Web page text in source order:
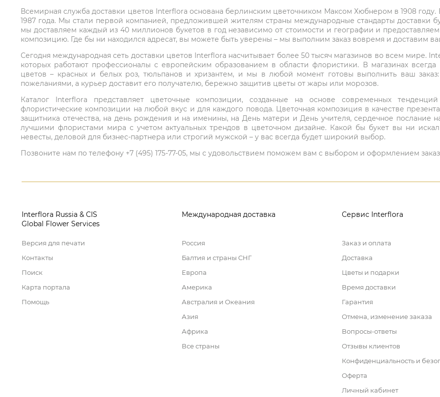
Всемирная служба доставки цветов Interflora основана берлинским цветочником Максом Хюбнером в 1908
1987 года. Мы стали первой компанией, предложившей жителям страны международные стандарты доставки
мы доставляем каждый из 40 миллионов букетов в год независимо от стоимости и географии и
композицию. Где бы ни находился адресат, вы можете быть уверены – мы выполним заказ вовремя и доставим
Сегодня международная сеть доставки цветов Interflora насчитывает более 50 тысяч магазинов во всем мире.
которых работают профессионалы с европейским образованием в области флористики. В магазинах
цветов – красных и белых роз, тюльпанов и хризантем, и мы в любой момент готовы выполнить ваш
пожеланиями, а курьер доставит его получателю, бережно защитив цветы от жары или морозов.
Каталог Interflora представляет цветочные композиции, созданные на основе современных
флористические композиции на любой вкус и для каждого повода. Цветочная композиция в качестве
защитника отечества, на день рождения и на именины, на День матери и День учителя, сердечное послание
лучшими флористами мира с учетом актуальных трендов в цветочном дизайне. Какой бы букет вы ни
невесты, деловой для бизнес-партнера или строгий мужской – у вас всегда будет широкий выбор.
Позвоните нам по телефону +7 (495) 175-77-05, мы с удовольствием поможем вам с выбором и оформлением
Interflora Russia & CIS
Global Flower Services
Версия для печати
Контакты
Поиск
Карта портала
Помощь
Международная доставка
Россия
Балтия и страны СНГ
Европа
Америка
Австралия и Океания
Азия
Африка
Все страны
Сервис Interflora
Заказ и оплата
Доставка
Цветы и подарки
Время доставки
Гарантия
Отмена, изменение заказа
Вопросы-ответы
Отзывы клиентов
Конфиденциальность и
Оферта
Личный кабинет